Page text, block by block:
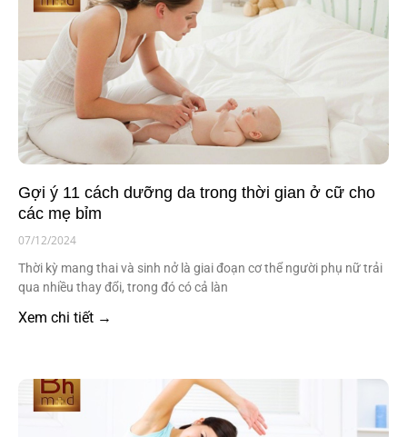
Gợi ý 11 cách dưỡng da trong thời gian ở cữ cho
các mẹ bỉm
07/12/2024
Thời kỳ mang thai và sinh nở là giai đoạn cơ thể người phụ nữ trải
qua nhiều thay đổi, trong đó có cả làn
Xem chi tiết →